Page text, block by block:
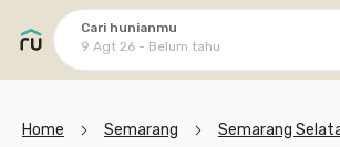
Cari hunianmu
9 Agt 26 - Belum tahu
Home Semarang
Semarang